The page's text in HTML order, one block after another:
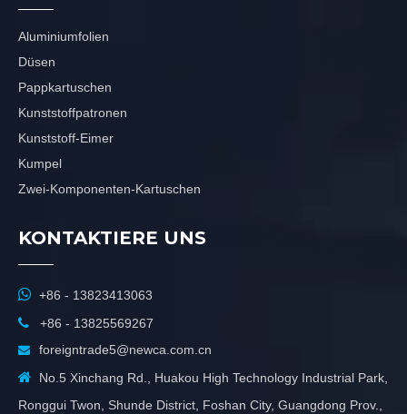
Aluminiumfolien
Düsen
Pappkartuschen
Kunststoffpatronen
Kunststoff-Eimer
Kumpel
Zwei-Komponenten-Kartuschen
KONTAKTIERE UNS
 +86 - 13823413063
 +86 - 13825569267

foreigntrade5@newca.com.cn
 No.5 Xinchang Rd., Huakou High Technology Industrial Park,
Ronggui Twon, Shunde District, Foshan City, Guangdong Prov.,